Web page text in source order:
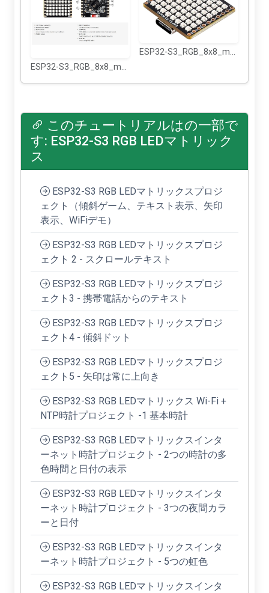
ESP32-S3_RGB_8x8_matrix-2
このチュートリアルはの一部で
す: ESP32-S3 RGB LEDマトリック
ス
ESP32-S3 RGB LEDマトリックスプロジ
ェクト（傾斜ゲーム、テキスト表示、矢印
表示、WiFiデモ）
ESP32-S3 RGB LEDマトリックスプロジ
ェクト 2 - スクロールテキスト
ESP32-S3 RGB LEDマトリックスプロジ
ェクト3 - 携帯電話からのテキスト
ESP32-S3 RGB LEDマトリックスプロジ
ェクト4 - 傾斜ドット
ESP32-S3 RGB LEDマトリックスプロジ
ェクト5 - 矢印は常に上向き
ESP32-S3 RGB LEDマトリックス Wi-Fi +
NTP時計プロジェクト -1 基本時計
ESP32-S3 RGB LEDマトリックスインタ
ーネット時計プロジェクト - 2つの時計の多
色時間と日付の表示
ESP32-S3 RGB LEDマトリックスインタ
ーネット時計プロジェクト - 3つの夜間カラ
ーと日付
ESP32-S3 RGB LEDマトリックスインタ
ーネット時計プロジェクト - 5つの虹色
ESP32-S3 RGB LEDマトリックスインタ